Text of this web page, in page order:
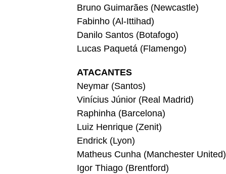
Bruno Guimarães (Newcastle)
Fabinho (Al-Ittihad)
Danilo Santos (Botafogo)
Lucas Paquetá (Flamengo)
ATACANTES
Neymar (Santos)
Vinícius Júnior (Real Madrid)
Raphinha (Barcelona)
Luiz Henrique (Zenit)
Endrick (Lyon)
Matheus Cunha (Manchester United)
Igor Thiago (Brentford)